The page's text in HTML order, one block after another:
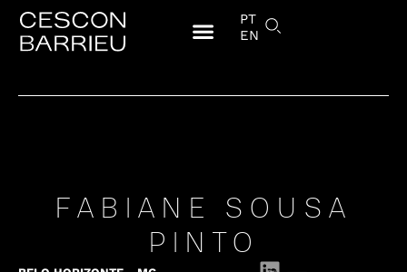
PT
EN
FABIANE SOUSA
PINTO